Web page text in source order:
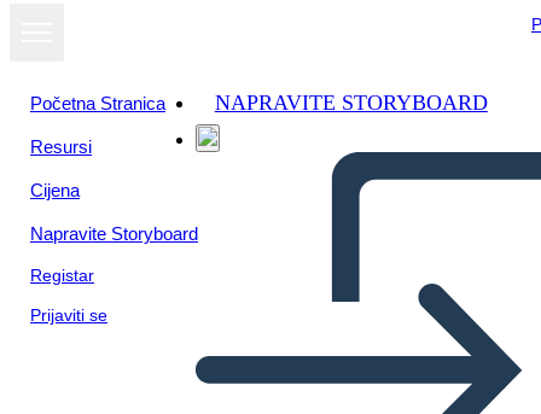
Početna Stranica
Resursi
Cijena
Napravite Storyboard
Registar
Prijaviti se
NAPRAVITE STORYBOARD